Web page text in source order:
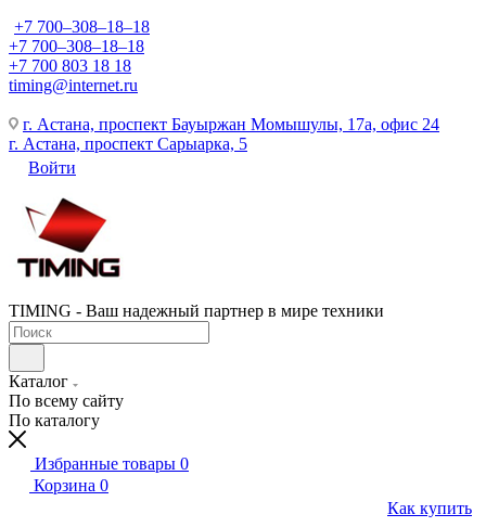
+7 700‒308‒18‒18
+7 700‒308‒18‒18
+7 700 803 18 18
timing@internet.ru
г. Астана, проспект Бауыржан Момышулы, 17а, офис 24
г. Астана, проспект Сарыарка, 5
Войти
TIMING - Ваш надежный партнер в мире техники
Каталог
По всему сайту
По каталогу
Избранные товары 0
Корзина 0
Как купить